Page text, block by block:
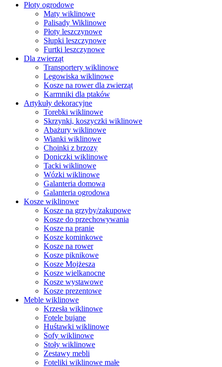
Płoty ogrodowe
Maty wiklinowe
Palisady Wiklinowe
Płoty leszczynowe
Słupki leszczynowe
Furtki leszczynowe
Dla zwierząt
Transportery wiklinowe
Legowiska wiklinowe
Kosze na rower dla zwierząt
Karmniki dla ptaków
Artykuły dekoracyjne
Torebki wiklinowe
Skrzynki, koszyczki wiklinowe
Abażury wiklinowe
Wianki wiklinowe
Choinki z brzozy
Doniczki wiklinowe
Tacki wiklinowe
Wózki wiklinowe
Galanteria domowa
Galanteria ogrodowa
Kosze wiklinowe
Kosze na grzyby/zakupowe
Kosze do przechowywania
Kosze na pranie
Kosze kominkowe
Kosze na rower
Kosze piknikowe
Kosze Mojżesza
Kosze wielkanocne
Kosze wystawowe
Kosze prezentowe
Meble wiklinowe
Krzesła wiklinowe
Fotele bujane
Huśtawki wiklinowe
Sofy wiklinowe
Stoły wiklinowe
Zestawy mebli
Foteliki wiklinowe małe